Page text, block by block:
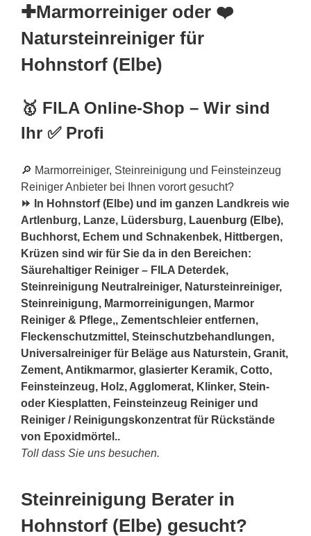
✚Marmorreiniger oder ❤️
Natursteinreiniger für
Hohnstorf (Elbe)
🥇 FILA Online-Shop – Wir sind
Ihr ✅ Profi
🔎 Marmorreiniger, Steinreinigung und Feinsteinzeug
Reiniger Anbieter bei Ihnen vorort gesucht?
⏩ In Hohnstorf (Elbe) und im ganzen Landkreis wie
Artlenburg, Lanze, Lüdersburg, Lauenburg (Elbe),
Buchhorst, Echem und Schnakenbek, Hittbergen,
Krüzen sind wir für Sie da in den Bereichen:
Säurehaltiger Reiniger – FILA Deterdek,
Steinreinigung Neutralreiniger, Natursteinreiniger,
Steinreinigung, Marmorreinigungen, Marmor
Reiniger & Pflege,, Zementschleier entfernen,
Fleckenschutzmittel, Steinschutzbehandlungen,
Universalreiniger für Beläge aus Naturstein, Granit,
Zement, Antikmarmor, glasierter Keramik, Cotto,
Feinsteinzeug, Holz, Agglomerat, Klinker, Stein-
oder Kiesplatten, Feinsteinzeug Reiniger und
Reiniger / Reinigungskonzentrat für Rückstände
von Epoxidmörtel..
Toll dass Sie uns besuchen.
Steinreinigung Berater in
Hohnstorf (Elbe) gesucht?